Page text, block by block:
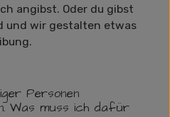
angibst. Oder du gibst
und wir gestalten etwas
Personen
Was muss ich dafür